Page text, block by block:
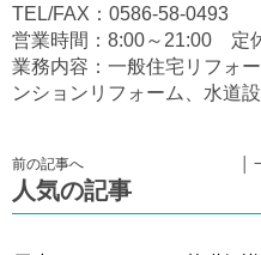
TEL/FAX：0586-58-0493
営業時間：8:00～21:00 定
業務内容：一般住宅リフォ
ンションリフォーム、水道
前の記事へ │
人気の記事